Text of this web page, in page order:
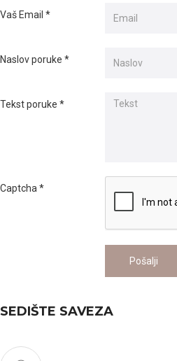
Vaš Email *
Naslov poruke *
Tekst poruke *
Captcha *
Pošalji
SEDIŠTE SAVEZA